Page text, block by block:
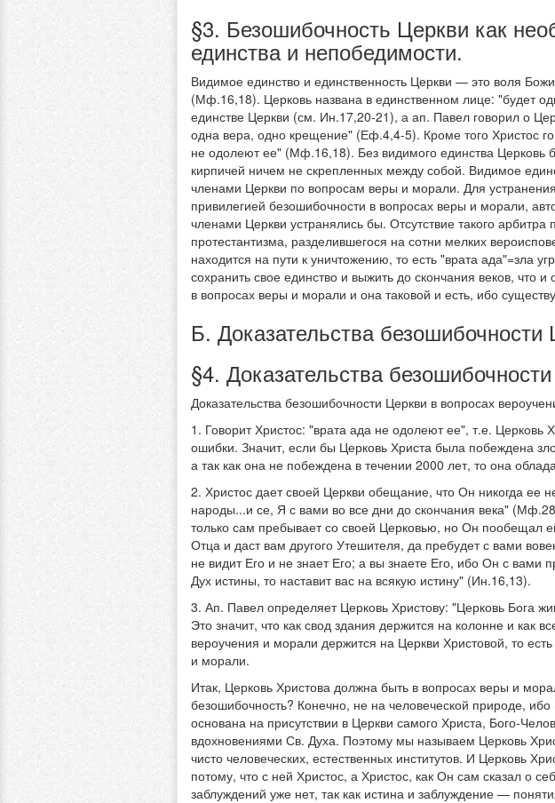
§3. Безошибочность Церкви как
единства и непобедимости.
Видимое единство и единственность Церкви — это воля
(Мф.16,18). Церковь названа в единственном лице: "будет
единстве Церкви (см. Ин.17,20-21), а ап. Павел говорил о
одна вера, одно крещение" (Еф.4,4-5). Кроме того Христос
не одолеют ее" (Мф.16,18). Без видимого единства Церковь
кирпичей ничем не скрепленных между собой. Видимое
членами Церкви по вопросам веры и морали. Для
привилегией безошибочности в вопросах веры и морали,
членами Церкви устранялись бы. Отсутствие такого
протестантизма, разделившегося на сотни мелких
находится на пути к уничтожению, то есть "врата ада"=зла
сохранить свое единство и выжить до скончания веков,
в вопросах веры и морали и она таковой и есть, ибо
Б. Доказательства безошибочности
§4. Доказательства
Доказательства безошибочности Церкви в вопросах
1. Говорит Христос: "врата ада не одолеют ее", т.е.
ошибки. Значит, если бы Церковь Христа была побеждена
а так как она не побеждена в течении 2000 лет, то она
2. Христос дает своей Церкви обещание, что Он никогда ее
народы...и се, Я с вами во все дни до скончания века"
только сам пребывает со своей Церковью, но Он пообещал
Отца и даст вам другого Утешителя, да пребудет с вами
не видит Его и не знает Его; а вы знаете Его, ибо Он с
Дух истины, то наставит вас на всякую истину" (Ин.16,13).
3. Ап. Павел определяет Церковь Христову: "Церковь Бога
Это значит, что как свод здания держится на колонне и как
вероучения и морали держится на Церкви Христовой, то
и морали.
Итак, Церковь Христова должна быть в вопросах веры и
безошибочность? Конечно, не на человеческой природе,
основана на присутствии в Церкви самого Христа, Бого-
вдохновениями Св. Духа. Поэтому мы называем Церковь
чисто человеческих, естественных институтов. И Церковь
потому, что с ней Христос, а Христос, как Он сам сказал о
заблуждений уже нет, так как истина и заблуждение —